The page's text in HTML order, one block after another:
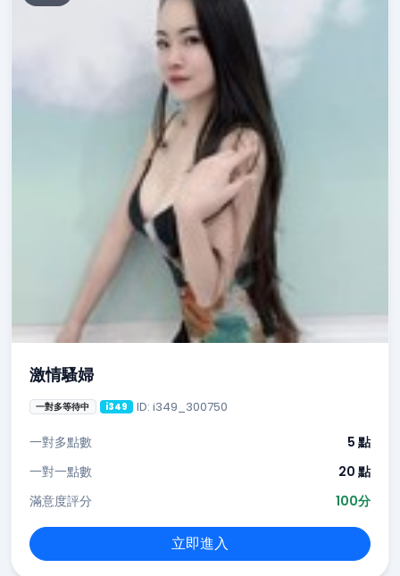
激情騷婦
一對多等待中 i349 ID: i349_300750
一對多點數
5 點
一對一點數
20 點
滿意度評分
100分
立即進入